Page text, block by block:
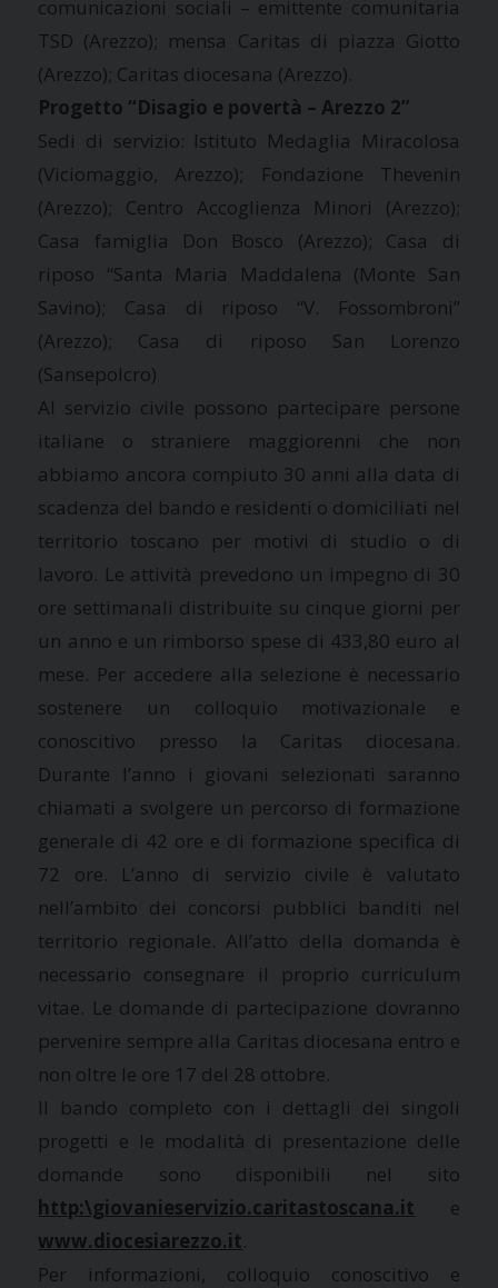
comunicazioni sociali – emittente comunitaria
TSD (Arezzo); mensa Caritas di piazza Giotto
(Arezzo); Caritas diocesana (Arezzo).
Progetto “Disagio e povertà – Arezzo 2”
Sedi di servizio: Istituto Medaglia Miracolosa
(Viciomaggio, Arezzo); Fondazione Thevenin
(Arezzo); Centro Accoglienza Minori (Arezzo);
Casa famiglia Don Bosco (Arezzo); Casa di
riposo “Santa Maria Maddalena (Monte San
Savino); Casa di riposo “V. Fossombroni”
(Arezzo); Casa di riposo San Lorenzo
(Sansepolcro)
Al servizio civile possono partecipare persone
italiane o straniere maggiorenni che non
abbiamo ancora compiuto 30 anni alla data di
scadenza del bando e residenti o domiciliati nel
territorio toscano per motivi di studio o di
lavoro. Le attività prevedono un impegno di 30
ore settimanali distribuite su cinque giorni per
un anno e un rimborso spese di 433,80 euro al
mese. Per accedere alla selezione è necessario
sostenere un colloquio motivazionale e
conoscitivo presso la Caritas diocesana.
Durante l’anno i giovani selezionati saranno
chiamati a svolgere un percorso di formazione
generale di 42 ore e di formazione specifica di
72 ore. L’anno di servizio civile è valutato
nell’ambito dei concorsi pubblici banditi nel
territorio regionale. All’atto della domanda è
necessario consegnare il proprio curriculum
vitae. Le domande di partecipazione dovranno
pervenire sempre alla Caritas diocesana entro e
non oltre le ore 17 del 28 ottobre.
Il bando completo con i dettagli dei singoli
progetti e le modalità di presentazione delle
domande sono disponibili nel sito
http:\giovanieservizio.caritastoscana.it e
www.diocesiarezzo.it.
Per informazioni, colloquio conoscitivo e